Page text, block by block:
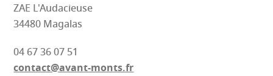
ZAE L'Audacieuse
34480 Magalas
04 67 36 07 51
contact@avant-monts.fr